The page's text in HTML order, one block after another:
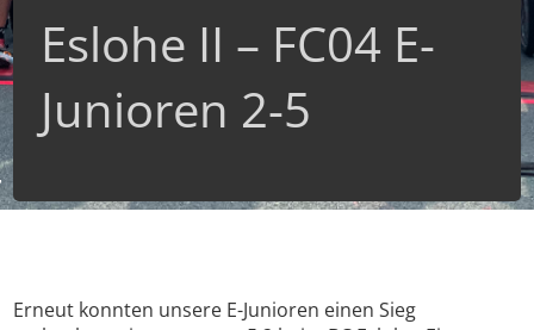
Eslohe II – FC04 E-
Junioren 2-5
Erneut konnten unsere E-Junioren einen Sieg